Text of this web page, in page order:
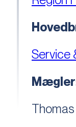
Service